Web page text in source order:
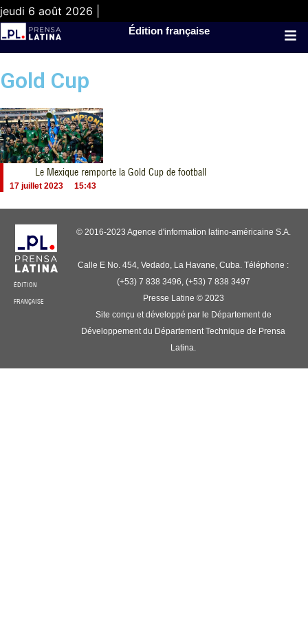
jeudi 6 août 2026 |
Édition française
Gold Cup
Le Mexique remporte la Gold Cup de football
17 juillet 2023 15:43
ÉDITION
FRANÇAISE
© 2016-2023 Agence d'information latino-américaine S.A.
Calle E No. 454, Vedado, La Havane, Cuba. Téléphone :
(+53) 7 838 3496, (+53) 7 838 3497
Presse Latine © 2023
Site conçu et développé par le Département de
Développement du Département Technique de Prensa
Latina.